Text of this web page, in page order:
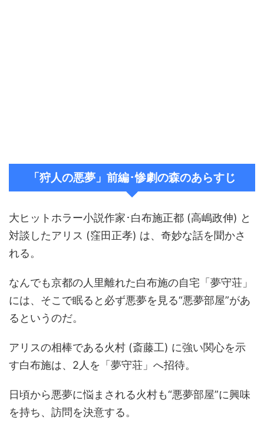
「狩人の悪夢」前編･惨劇の森のあらすじ
大ヒットホラー小説作家･白布施正都 (高嶋政伸) と
対談したアリス (窪田正孝) は、奇妙な話を聞かさ
れる。
なんでも京都の人里離れた白布施の自宅「夢守荘」
には、そこで眠ると必ず悪夢を見る“悪夢部屋”があ
るというのだ。
アリスの相棒である火村 (斎藤工) に強い関心を示
す白布施は、2人を「夢守荘」へ招待。
日頃から悪夢に悩まされる火村も“悪夢部屋”に興味
を持ち、訪問を決意する。